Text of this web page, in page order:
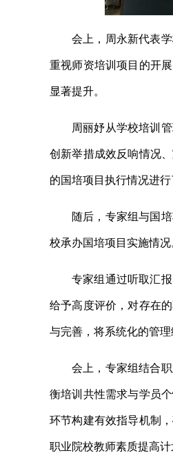
会上，周永新代表
重视师资培训项目的开
显著提升。
周丽妤从学校培训
创新举措成效反响情况
的国培项目执行情况进行
随后，专家组与国
校承办国培项目实施情况
专家组通过听取汇
给予高度评价，对存在
与完善，将系统化的管理
会上，专家组结合
衡培训共性需求与学员
环节构建有效指导机制
职业院校教师素质提高计